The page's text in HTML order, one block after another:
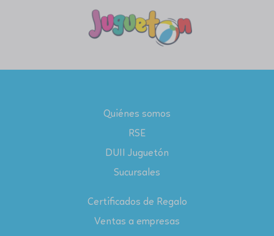
Quiénes somos
RSE
DUII Juguetón
Sucursales
Certificados de Regalo
Ventas a empresas